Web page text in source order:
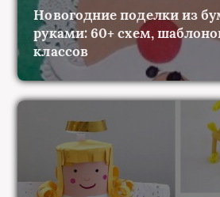
Новогодние поделки из
руками: 60+ схем,
классов